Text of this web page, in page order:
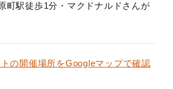
町駅徒歩1分・マクドナルドさんが
の開催場所をGoogleマップで確認